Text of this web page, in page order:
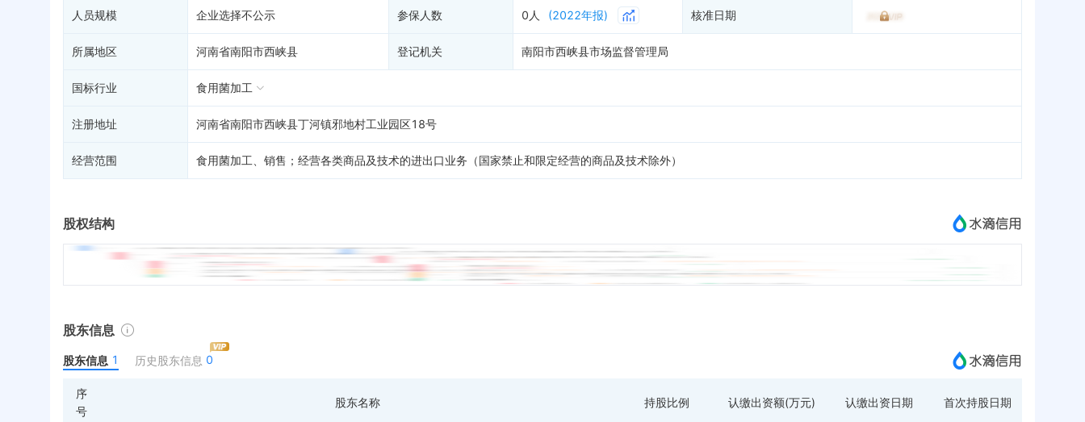
人员规模 企业选择不公示 参保人数 0人 (2022年报) 核准日期
所属地区 河南省南阳市西峡县 登记机关 南阳市西峡县市场监督管理局
国标行业 食用菌加工
注册地址 河南省南阳市西峡县丁河镇邪地村工业园区18号
经营范围 食用菌加工、销售；经营各类商品及技术的进出口业务（国家禁止和限定经营的商品及技术除外）
股权结构
股东信息
股东信息 1 历史股东信息 0
序
号
股东名称 持股比例 认缴出资额(万元) 认缴出资日期 首次持股日期